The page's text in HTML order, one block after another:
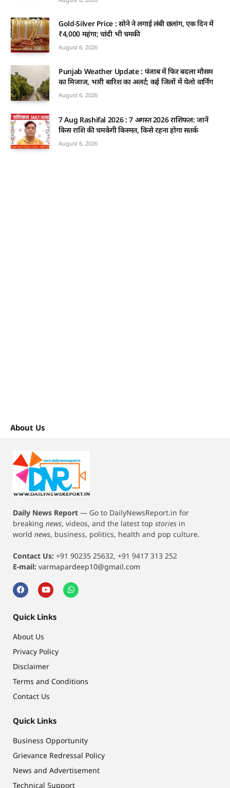
Gold-Silver Price : सोने ने लगाई लंबी छलांग, एक दिन में
₹4,000 महंगा; चांदी भी चमकी
August 6, 2026
Punjab Weather Update : पंजाब में फिर बदला मौसम
का मिजाज, भारी बारिश का अलर्ट; कई जिलों में येलो वार्निंग
August 6, 2026
7 Aug Rashifal 2026 : 7 अगस्त 2026 राशिफल: जानें
किस राशि की चमकेगी किस्मत, किसे रहना होगा सतर्क
August 6, 2026
About Us
Daily News Report — Go to DailyNewsReport.in for
breaking news, videos, and the latest top stories in
world news, business, politics, health and pop culture.
Contact Us: +91 90235 25632, +91 9417 313 252
E-mail: varmapardeep10@gmail.com
Quick Links
About Us
Privacy Policy
Disclaimer
Terms and Conditions
Contact Us
Quick Links
Business Opportunity
Grievance Redressal Policy
News and Advertisement
Technical Support